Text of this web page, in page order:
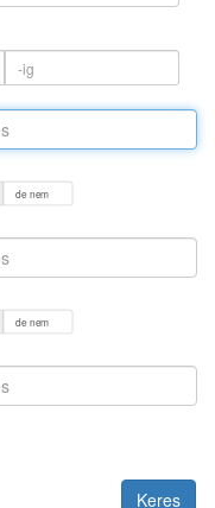
de nem
de nem